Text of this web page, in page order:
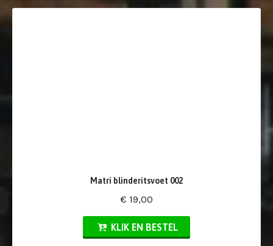
Matri blinderitsvoet 002
€ 19,00
KLIK EN BESTEL